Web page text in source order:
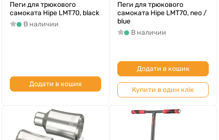
Пеги для трюкового
самоката Hipe LMT70, black
В наличии
Додати в кошик
Пеги для трюкового
самоката Hipe LMT70, neo /
blue
В наличии
Додати в кошик
Купити в один клік